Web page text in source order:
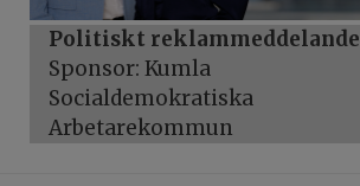
Politiskt reklammeddelande
Sponsor: Kumla
Socialdemokratiska
Arbetarekommun